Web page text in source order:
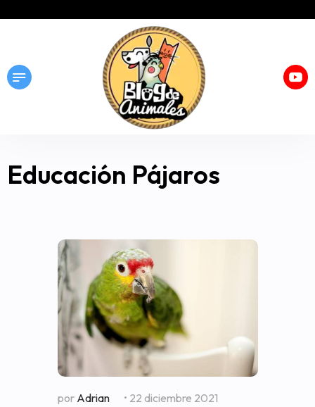
Educación Pájaros
por Adrian • 22 diciembre 2021